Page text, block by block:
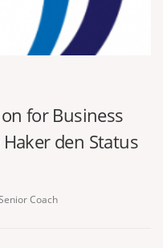
for Business
den Status
Coach